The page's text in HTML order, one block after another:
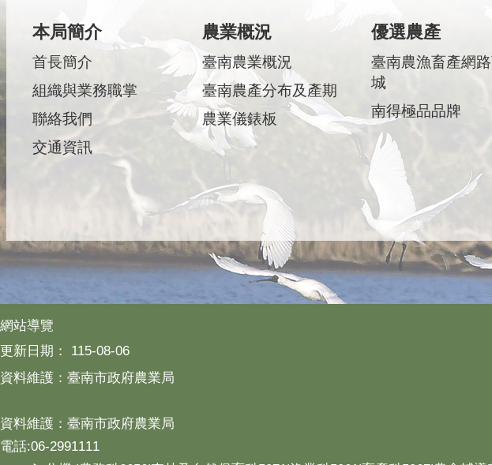
本局簡介
首長簡介
組織與業務職掌
聯絡我們
交通資訊
農業概況
臺南農業概況
臺南農產分布及產期
農業儀錶板
優選農產
臺南農漁畜產網
城
南得極品品牌
網站導覽
更新日期：
115-08-06
資料維護：臺南市政府農業局
資料維護：臺南市政府農業局
電話:06-2991111